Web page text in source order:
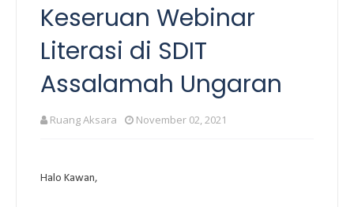
Keseruan Webinar
Literasi di SDIT
Assalamah Ungaran
Ruang Aksara November 02, 2021
Halo Kawan,